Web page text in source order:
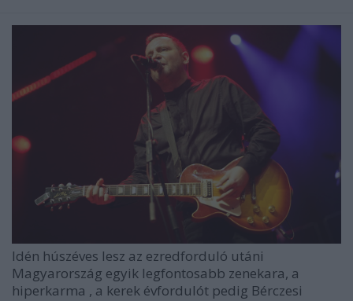
Idén húszéves lesz az ezredforduló utáni
Magyarország egyik legfontosabb zenekara, a
hiperkarma , a kerek évfordulót pedig Bérczesi